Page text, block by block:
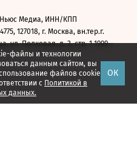
файлы и технологии
данным сайтом, вы
файлов cookie
с Политикой в
данных.
ОК
Медиа, ИНН/КПП
127018, г. Москва, вн.тер.г.
ул. Полковая, д. 3, стр. 1 1999—